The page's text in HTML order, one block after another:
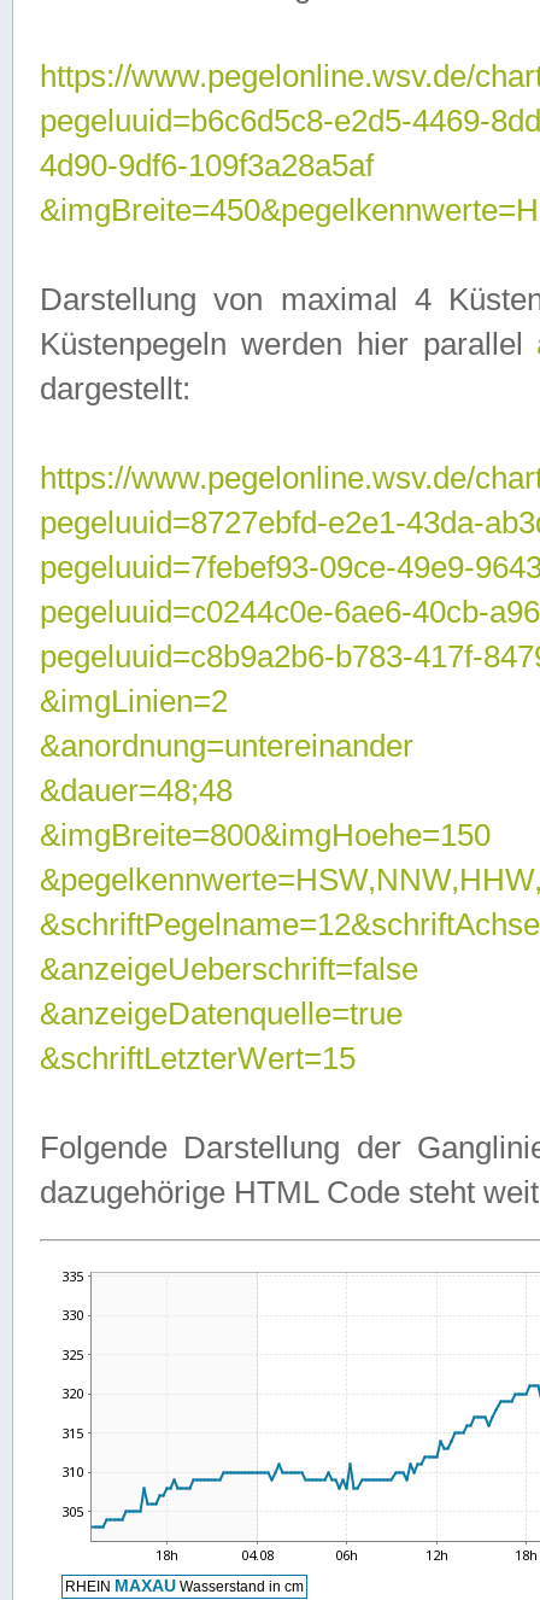
https://www.pegelonline.wsv.de/
pegeluuid=b6c6d5c8-e2d5-4469-
4d90-9df6-109f3a28a5af
Darstellung von maximal 4
Küstenpegeln werden hier parallel
dargestellt:
https://www.pegelonline.wsv.de/
pegeluuid=8727ebfd-e2e1-43da-
pegeluuid=7febef93-09ce-49e9-
pegeluuid=c0244c0e-6ae6-40cb-
pegeluuid=c8b9a2b6-b783-417f-
&imgLinien=2
&anordnung=untereinander
&dauer=48;48
&imgBreite=800&imgHoehe=150
&anzeigeUeberschrift=false
&anzeigeDatenquelle=true
&schriftLetzterWert=15
Folgende Darstellung der
dazugehörige HTML Code steht